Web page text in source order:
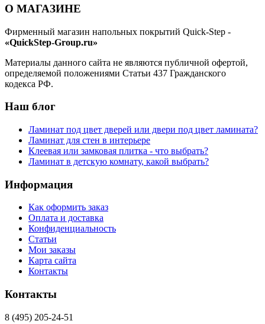
О МАГАЗИНЕ
Фирменный магазин напольных покрытий Quick-Step -
«QuickStep-Group.ru»
Материалы данного сайта не являются публичной офертой,
определяемой положениями Статьи 437 Гражданского
кодекса РФ.
Наш блог
Ламинат под цвет дверей или двери под цвет ламината?
Ламинат для стен в интерьере
Клеевая или замковая плитка - что выбрать?
Ламинат в детскую комнату, какой выбрать?
Информация
Как оформить заказ
Оплата и доставка
Конфиденциальность
Статьи
Мои заказы
Карта сайта
Контакты
Контакты
8 (495) 205-24-51